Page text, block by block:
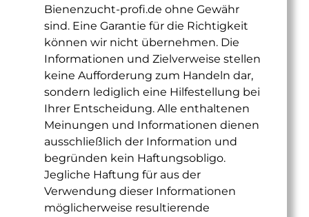
Bienenzucht-profi.de ohne Gewähr
sind. Eine Garantie für die Richtigkeit
können wir nicht übernehmen. Die
Informationen und Zielverweise stellen
keine Aufforderung zum Handeln dar,
sondern lediglich eine Hilfestellung bei
Ihrer Entscheidung. Alle enthaltenen
Meinungen und Informationen dienen
ausschließlich der Information und
begründen kein Haftungsobligo.
Jegliche Haftung für aus der
Verwendung dieser Informationen
möglicherweise resultierende